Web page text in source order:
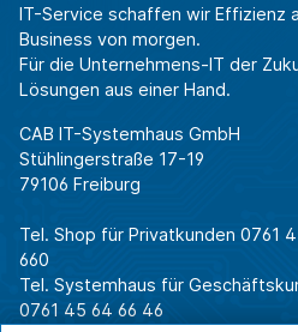
IT-Service schaffen wir Effizienz
Business von morgen.
Für die Unternehmens-IT der
Lösungen aus einer Hand.
CAB IT-Systemhaus GmbH
Stühlingerstraße 17-19
79106 Freiburg
Tel. Shop für Privatkunden 0761
660
Tel. Systemhaus für
0761 45 64 66 46